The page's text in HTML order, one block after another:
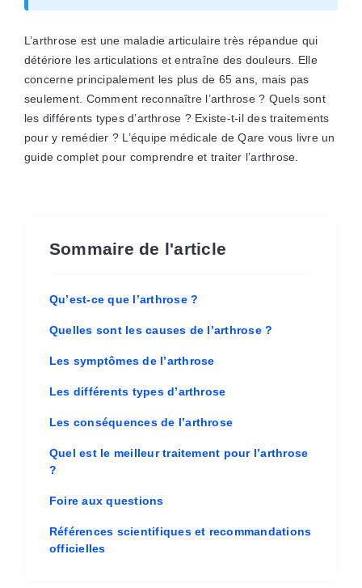
L’arthrose est une maladie articulaire très répandue qui
détériore les articulations et entraîne des douleurs. Elle
concerne principalement les plus de 65 ans, mais pas
seulement. Comment reconnaître l’arthrose ? Quels sont
les différents types d’arthrose ? Existe-t-il des traitements
pour y remédier ? L’équipe médicale de Qare vous livre un
guide complet pour comprendre et traiter l’arthrose.
Sommaire de l'article
Qu’est-ce que l’arthrose ?
Quelles sont les causes de l’arthrose ?
Les symptômes de l’arthrose
Les différents types d’arthrose
Les conséquences de l’arthrose
Quel est le meilleur traitement pour l’arthrose
?
Foire aux questions
Références scientifiques et recommandations
officielles